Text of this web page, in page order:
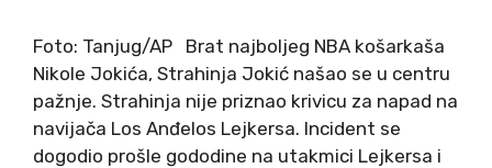
Foto: Tanjug/AP Brat najboljeg NBA košarkaša
Nikole Jokića, Strahinja Jokić našao se u centru
pažnje. Strahinja nije priznao krivicu za napad na
navijača Los Anđelos Lejkersa. Incident se
dogodio prošle gododine na utakmici Lejkersa i